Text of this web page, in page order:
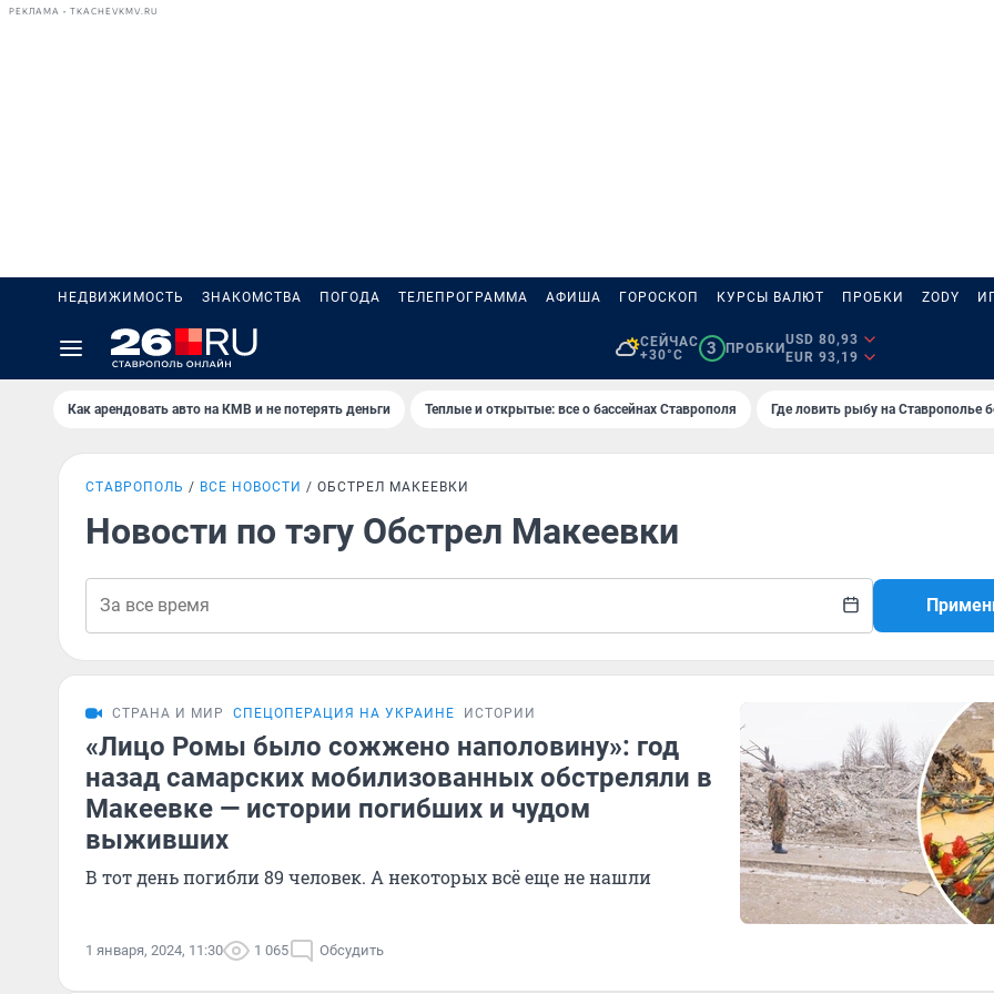
РЕКЛАМА • TKACHEVKMV.RU
НЕДВИЖИМОСТЬ ЗНАКОМСТВА ПОГОДА ТЕЛЕПРОГРАММА АФИША ГОРОСКОП КУРСЫ ВАЛЮТ ПРОБКИ ZODY
СЕЙЧАС
+30°C
3 ПРОБКИ
USD 80,93
EUR 93,19
Как арендовать авто на КМВ и не потерять деньги Теплые и открытые: все о бассейнах Ставрополя Где ловить рыбу на Ставрополье
СТАВРОПОЛЬ ВСЕ НОВОСТИ ОБСТРЕЛ МАКЕЕВКИ
Новости по тэгу Обстрел Макеевки
СТРАНА И МИР СПЕЦОПЕРАЦИЯ НА УКРАИНЕ ИСТОРИИ
«Лицо Ромы было сожжено наполовину»: год
назад самарских мобилизованных обстреляли в
Макеевке — истории погибших и чудом
выживших
В тот день погибли 89 человек. А некоторых всё еще не нашли
1 января, 2024, 11:30 1 065 Обсудить